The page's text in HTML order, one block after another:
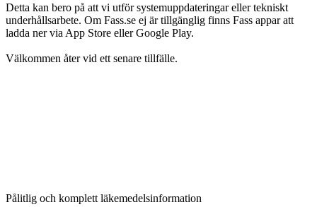
Detta kan bero på att vi utför systemuppdateringar eller tekniskt
underhållsarbete. Om Fass.se ej är tillgänglig finns Fass appar att
ladda ner via App Store eller Google Play.
Välkommen åter vid ett senare tillfälle.
Pålitlig och komplett läkemedelsinformation